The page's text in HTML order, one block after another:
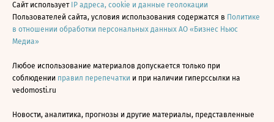
Сайт использует IP адреса, cookie и данные геолокации
Пользователей сайта, условия использования содержатся в Политике
в отношении обработки персональных данных АО «Бизнес Ньюс
Медиа»
Любое использование материалов допускается только при
соблюдении правил перепечатки и при наличии гиперссылки на
vedomosti.ru
Новости, аналитика, прогнозы и другие материалы, представленные